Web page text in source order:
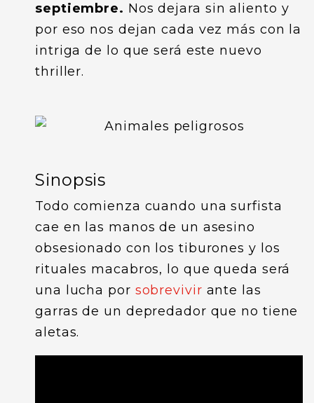
septiembre. Nos dejara sin aliento y
por eso nos dejan cada vez más con la
intriga de lo que será este nuevo
thriller.
Sinopsis
Todo comienza cuando una surfista
cae en las manos de un asesino
obsesionado con los tiburones y los
rituales macabros, lo que queda será
una lucha por sobrevivir ante las
garras de un depredador que no tiene
aletas.